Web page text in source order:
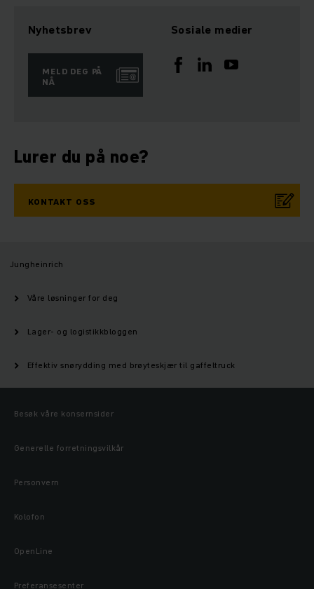
Nyhetsbrev
MELD DEG PÅ
NÅ
Sosiale medier
Lurer du på noe?
KONTAKT OSS
Jungheinrich
Våre løsninger for deg
Lager- og logistikkbloggen
Effektiv snørydding med brøyteskjær til gaffeltruck
Besøk våre konsernsider
Generelle forretningsvilkår
Personvern
Kolofon
OpenLine
Preferansesenter